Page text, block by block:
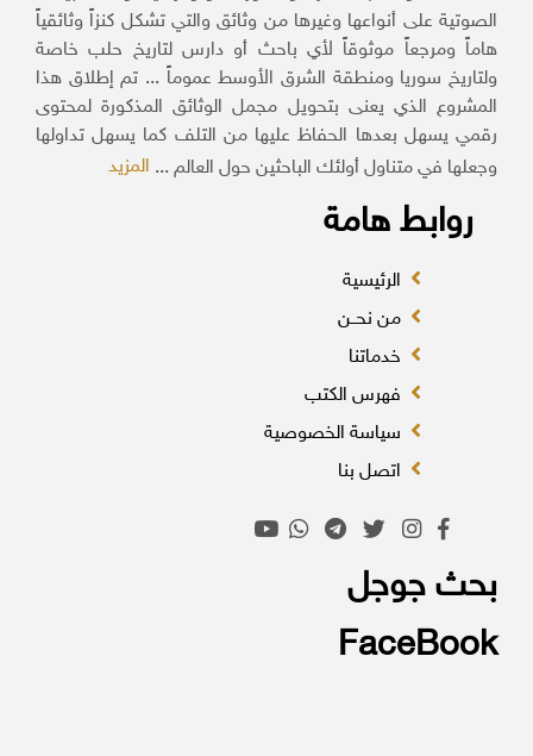
الصوتية على أنواعها وغيرها من وثائق والتي تشكل كنزاً وثائقياً
هاماً ومرجعاً موثوقاً لأي باحث أو دارس لتاريخ حلب خاصة
ولتاريخ سوريا ومنطقة الشرق الأوسط عموماً ... تم إطلاق هذا
المشروع الذي يعنى بتحويل مجمل الوثائق المذكورة لمحتوى
رقمي يسهل بعدها الحفاظ عليها من التلف كما يسهل تداولها
وجعلها في متناول أولئك الباحثين حول العالم ...المزيد
روابط هامة
الرئيسية
من نحــن
خدماتنا
فهرس الكتب
سياسة الخصوصية
اتصل بنا
بحث جوجل
FaceBook